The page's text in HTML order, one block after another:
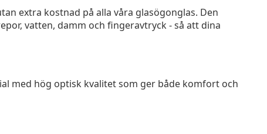
extra kostnad på alla våra glasögonglas. Den
vatten, damm och fingeravtryck - så att dina
med hög optisk kvalitet som ger både komfort och